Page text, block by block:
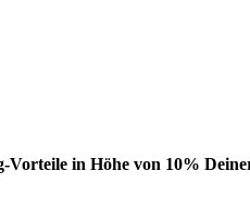
in Höhe von 10%